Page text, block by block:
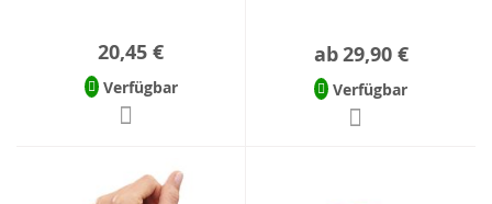
20,45 €
Verfügbar
ab29,90 €
Verfügbar